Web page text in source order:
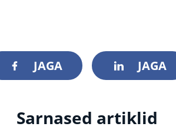
JAGA JAGA
Sarnased artiklid